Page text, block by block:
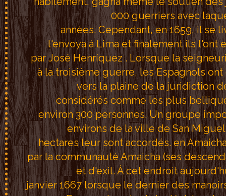
000 guerriers avec
années. Cependant, en 1659, il se
l'envoya à Lima et finalement ils
par José Henríquez . Lorsque la
à la troisième guerre, les Espagnols
vers la plaine de la juridiction
considérés comme les plus
environ 300 personnes. Un groupe
environs de la ville de San
hectares leur sont accordés. en
par la communauté Amaicha (ses
et d'exil. À cet endroit
janvier 1667 lorsque le dernier des